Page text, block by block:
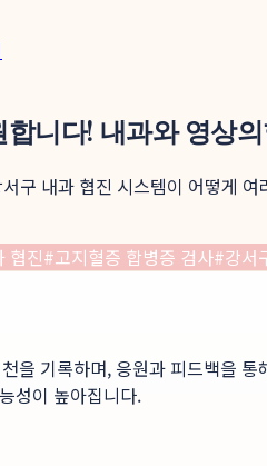
니다! 내과와 영상
구 내과 협진 시스템이 어떻게
협진#고지혈증 합병증 검사#강서
을 기록하며, 응원과 피드백을
성이 높아집니다.